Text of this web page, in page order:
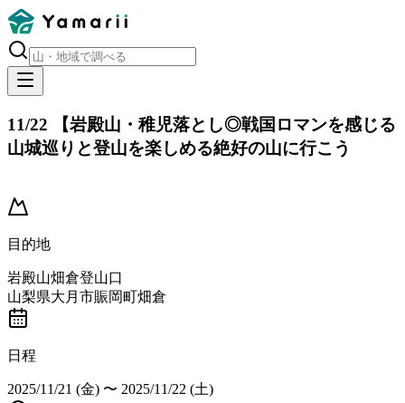
11/22 【岩殿山・稚児落とし◎戦国ロマンを感じる
山城巡りと登山を楽しめる絶好の山に行こう
目的地
岩殿山畑倉登山口
山梨県大月市賑岡町畑倉
日程
2025/11/21 (金) 〜 2025/11/22 (土)